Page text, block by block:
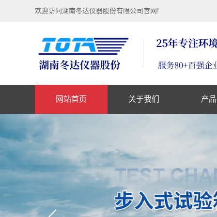
欢迎访问湖南冬达仪器股份有限公司官网!
网站首页 关于我们 产